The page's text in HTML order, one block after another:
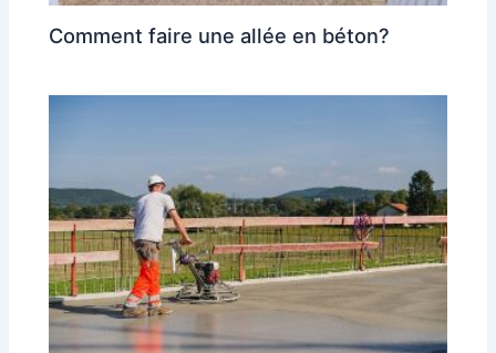
Comment faire une allée en béton?